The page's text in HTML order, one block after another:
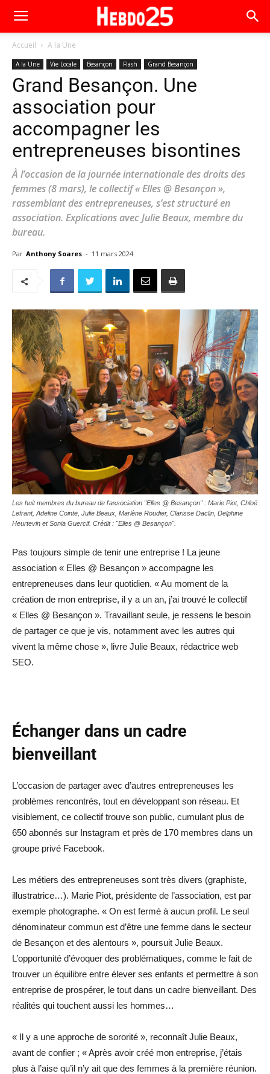
Accueil A la Une
A la Une Vie Locale Besançon Flash Grand Besançon
Grand Besançon. Une
association pour
accompagner les
entrepreneuses bisontines
À l’occasion de la journée internationale des droits des
femmes (8 mars), le collectif « Elles @ Besançon »,
rassemblant des entrepreneuses, s’est structuré en
association. Explications avec Julie Beaux, membre du
bureau.
Par Anthony Soares - 11 mars 2024
Les huit membres du bureau de l'association "Elles @ Besançon" : Marie Piot, Chloé
Lefrant, Adeline Cointe, Julie Beaux, Marlène Roudier, Clarisse Daclin, Delphine
Heurtevin et Sonia Guercif. Crédit : "Elles @ Besançon".
Pas toujours simple de tenir une entreprise ! La jeune
association « Elles @ Besançon » accompagne les
entrepreneuses dans leur quotidien. « Au moment de la
création de mon entreprise, il y a un an, j’ai trouvé le collectif
« Elles @ Besançon ». Travaillant seule, je ressens le besoin
de partager ce que je vis, notamment avec les autres qui
vivent la même chose », livre Julie Beaux, rédactrice web
SEO.
Échanger dans un cadre
bienveillant
L’occasion de partager avec d’autres entrepreneuses les
problèmes rencontrés, tout en développant son réseau. Et
visiblement, ce collectif trouve son public, cumulant plus de
650 abonnés sur Instagram et près de 170 membres dans un
groupe privé Facebook.
Les métiers des entrepreneuses sont très divers (graphiste,
illustratrice…). Marie Piot, présidente de l’association, est par
exemple photographe. « On est fermé à aucun profil. Le seul
dénominateur commun est d’être une femme dans le secteur
de Besançon et des alentours », poursuit Julie Beaux.
L’opportunité d’évoquer des problématiques, comme le fait de
trouver un équilibre entre élever ses enfants et permettre à son
entreprise de prospérer, le tout dans un cadre bienveillant. Des
réalités qui touchent aussi les hommes…
« Il y a une approche de sororité », reconnaît Julie Beaux,
avant de confier ; « Après avoir créé mon entreprise, j’étais
plus à l’aise qu’il n’y ait que des femmes à la première réunion.